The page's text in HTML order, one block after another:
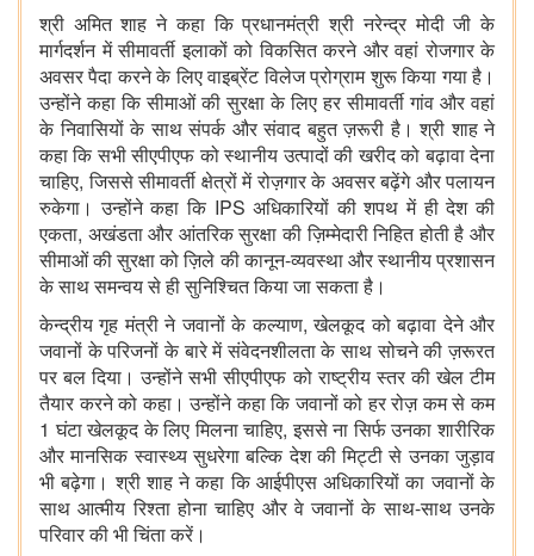
श्री अमित शाह ने कहा कि प्रधानमंत्री श्री नरेन्द्र मोदी जी के
मार्गदर्शन में सीमावर्ती इलाकों को विकसित करने और वहां रोजगार के
अवसर पैदा करने के लिए वाइब्रेंट विलेज प्रोग्राम शुरू किया गया है।
उन्होंने कहा कि सीमाओं की सुरक्षा के लिए हर सीमावर्ती गांव और वहां
के निवासियों के साथ संपर्क और संवाद बहुत ज़रूरी है। श्री शाह ने
कहा कि सभी सीएपीएफ को स्थानीय उत्पादों की खरीद को बढ़ावा देना
चाहिए, जिससे सीमावर्ती क्षेत्रों में रोज़गार के अवसर बढ़ेंगे और पलायन
रुकेगा। उन्होंने कहा कि IPS अधिकारियों की शपथ में ही देश की
एकता, अखंडता और आंतरिक सुरक्षा की ज़िम्मेदारी निहित होती है और
सीमाओं की सुरक्षा को ज़िले की कानून-व्यवस्था और स्थानीय प्रशासन
के साथ समन्वय से ही सुनिश्चित किया जा सकता है।
केन्द्रीय गृह मंत्री ने जवानों के कल्याण, खेलकूद को बढ़ावा देने और
जवानों के परिजनों के बारे में संवेदनशीलता के साथ सोचने की ज़रूरत
पर बल दिया। उन्होंने सभी सीएपीएफ को राष्ट्रीय स्तर की खेल टीम
तैयार करने को कहा। उन्होंने कहा कि जवानों को हर रोज़ कम से कम
1 घंटा खेलकूद के लिए मिलना चाहिए, इससे ना सिर्फ उनका शारीरिक
और मानसिक स्वास्थ्य सुधरेगा बल्कि देश की मिट्टी से उनका जुड़ाव
भी बढ़ेगा। श्री शाह ने कहा कि आईपीएस अधिकारियों का जवानों के
साथ आत्मीय रिश्ता होना चाहिए और वे जवानों के साथ-साथ उनके
परिवार की भी चिंता करें।